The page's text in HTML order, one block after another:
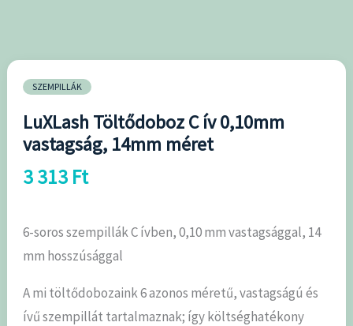
SZEMPILLÁK
LuXLash Töltődoboz C ív 0,10mm
vastagság, 14mm méret
3 313 Ft
6-soros szempillák C ívben, 0,10 mm vastagsággal, 14
mm hosszúsággal
A mi töltődobozaink 6 azonos méretű, vastagságú és
ívű szempillát tartalmaznak; így költséghatékony
mennyiség